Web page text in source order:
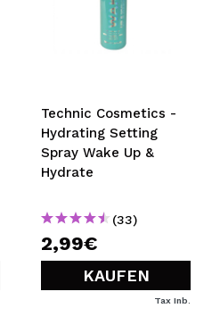
Technic Cosmetics -
Hydrating Setting
Spray Wake Up &
Hydrate
(33)
2,99€
KAUFEN
Tax Inb.